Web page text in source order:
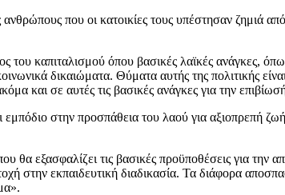
που οι κατοικίες τους υπέστησαν ζημιά
του καπιταλισμού όπου βασικές λαϊκές ανάγκες,
δικαιώματα. Θύματα αυτής της πολιτικής
και σε αυτές τις βασικές ανάγκες για την
εμπόδιο στην προσπάθεια του λαού για αξιοπρεπή
εξασφαλίζει τις βασικές προϋποθέσεις για την
στην εκπαιδευτική διαδικασία. Τα διάφορα